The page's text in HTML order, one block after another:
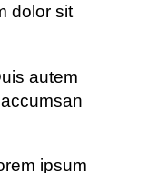
dolor sit
autem
ipsum